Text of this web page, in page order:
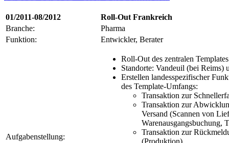
01/2011-08/2012
Roll-Out Frankreich
Branche:
Pharma
Funktion:
Entwickler, Berater
Aufgabenstellung:
Roll-Out des zentralen
Standorte: Vandeuil (bei Reims)
Erstellen landesspezifischer
des Template-Umfangs:
Transaktion zur
Transaktion zur
Versand (Scannen von
Warenausgangsbuchung,
Transaktion zur